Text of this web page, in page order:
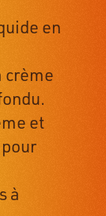
en
crème
et
à